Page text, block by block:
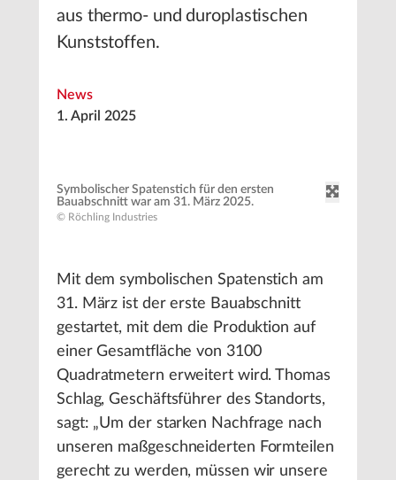
aus thermo- und duroplastischen
Kunststoffen.
News
1. April 2025
Symbolischer Spatenstich für den ersten
Bauabschnitt war am 31. März 2025.
© Röchling Industries
Mit dem symbolischen Spatenstich am
31. März ist der erste Bauabschnitt
gestartet, mit dem die Produktion auf
einer Gesamtfläche von 3100
Quadratmetern erweitert wird. Thomas
Schlag, Geschäftsführer des Standorts,
sagt: „Um der starken Nachfrage nach
unseren maßgeschneiderten Formteilen
gerecht zu werden, müssen wir unsere